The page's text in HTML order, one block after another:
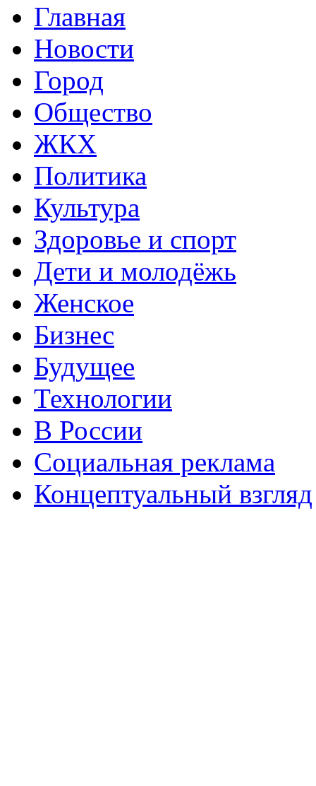
Главная
Новости
Город
Общество
ЖКХ
Политика
Культура
Здоровье и спорт
Дети и молодёжь
Женское
Бизнес
Будущее
Технологии
В России
Социальная реклама
Концептуальный взгляд